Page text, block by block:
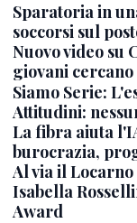
Sparatoria in
soccorsi sul
Nuovo video su
giovani
Siamo Serie:
Attitudini:
La fibra aiuta
burocrazia,
Al via il
Isabella
Award